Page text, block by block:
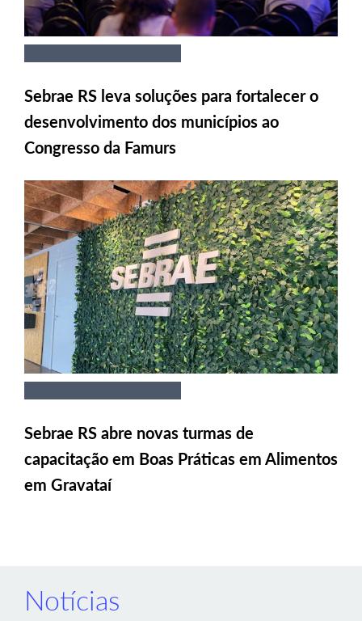
Sebrae RS leva soluções para fortalecer o
desenvolvimento dos municípios ao
Congresso da Famurs
Sebrae RS abre novas turmas de
capacitação em Boas Práticas em Alimentos
em Gravataí
Notícias